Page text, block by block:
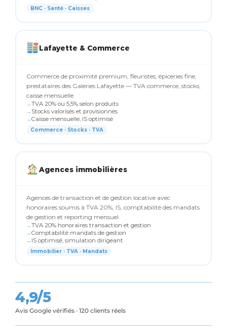
BNC · Santé · Caisses
Lafayette & Commerce
Commerce de proximité premium, fleuristes, épiceries fine,
prestataires des Galeries Lafayette — TVA commerce, stocks,
caisse mensuelle.
TVA 20% ou 5,5% selon produits
Stocks valorisés et provisionnés
Caisse mensuelle, IS optimisé
Commerce · Stocks · TVA
Agences immobilières
Agences de transaction et de gestion locative avec
honoraires soumis à TVA 20%, IS, comptabilité des mandats
de gestion et reporting mensuel.
TVA 20% honoraires transaction et gestion
Comptabilité mandats de gestion
IS optimisé, simulation dirigeant
Immobilier · TVA · Mandats
4,9/5
Avis Google vérifiés · 120 clients réels